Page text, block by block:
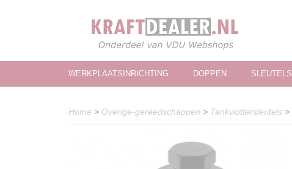
WERKPLAATSINRICHTING DOPPEN SLEUTELS
Home > Overige-gereedschappen > Tankvlottersleutels >